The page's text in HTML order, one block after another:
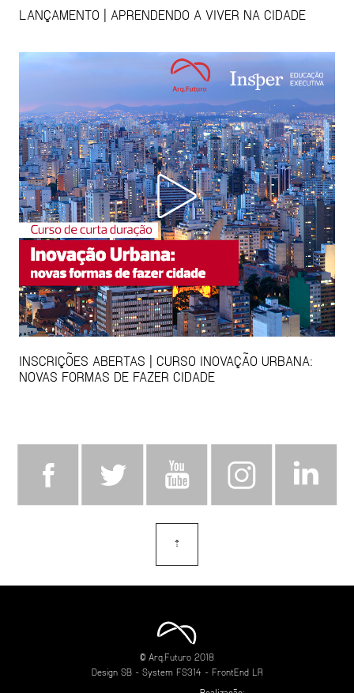
LANÇAMENTO | APRENDENDO A VIVER NA CIDADE
INSCRIÇÕES ABERTAS | CURSO INOVAÇÃO URBANA:
NOVAS FORMAS DE FAZER CIDADE
⇡
© Arq.Futuro 2018
Design SB- System FS314 - FrontEnd LR